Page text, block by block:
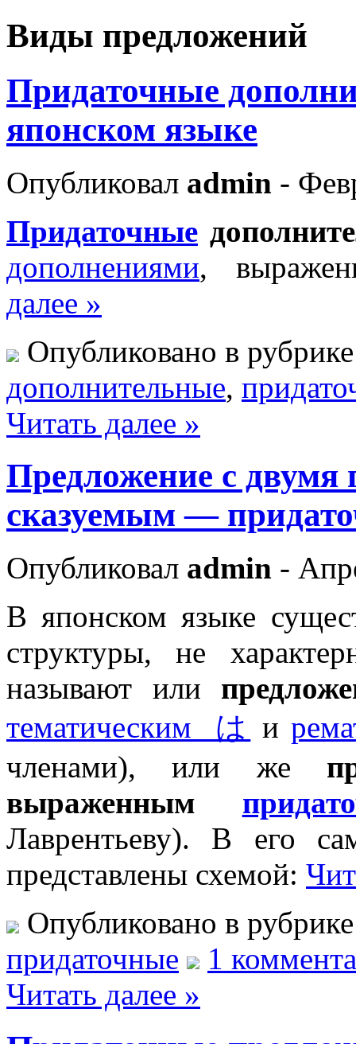
Виды предложений
Придаточные
японском языке
Опубликовал admin -
Придаточные
дополнениями,
далее »
Опубликовано в
дополнительные,
Читать далее »
Предложение с
сказуемым —
Опубликовал admin -
В японском языке
структуры, не
называют или
тематическим は и
членами), или же
выраженным
Лаврентьеву). В его
представлены схемой:
Опубликовано в
придаточные
1
Читать далее »